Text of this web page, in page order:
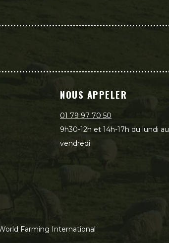
NOUS APPELER
01 79 97 70 50
9h30-12h et 14h-17h du lundi au
vendredi
Farming International